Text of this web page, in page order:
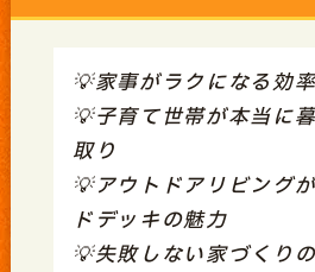
💡家事がラクになる効
💡子育て世帯が本当に
取り
💡アウトドアリビング
ドデッキの魅力
💡失敗しない家づくり